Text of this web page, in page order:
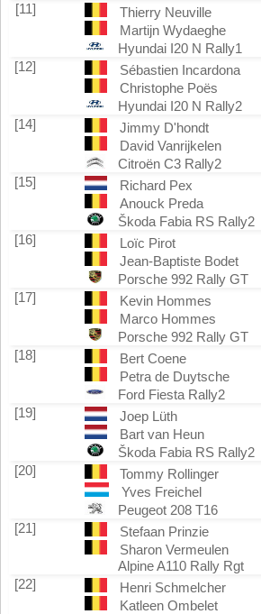
[11]
Thierry Neuville
Martijn Wydaeghe
Hyundai I20 N Rally1
[12]
Sébastien Incardona
Christophe Poës
Hyundai I20 N Rally2
[14]
Jimmy D'hondt
David Vanrijkelen
Citroën C3 Rally2
[15]
Richard Pex
Anouck Preda
Škoda Fabia RS Rally2
[16]
Loïc Pirot
Jean-Baptiste Bodet
Porsche 992 Rally GT
[17]
Kevin Hommes
Marco Hommes
Porsche 992 Rally GT
[18]
Bert Coene
Petra de Duytsche
Ford Fiesta Rally2
[19]
Joep Lüth
Bart van Heun
Škoda Fabia RS Rally2
[20]
Tommy Rollinger
Yves Freichel
Peugeot 208 T16
[21]
Stefaan Prinzie
Sharon Vermeulen
Alpine A110 Rally Rgt
[22]
Henri Schmelcher
Katleen Ombelet